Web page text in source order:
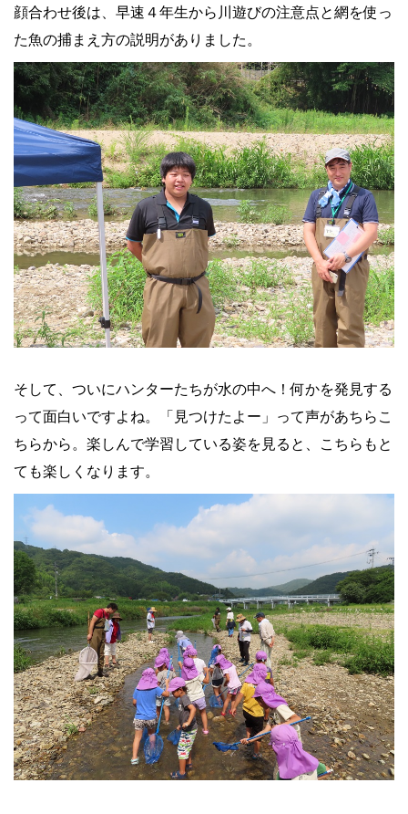
顔合わせ後は、早速４年生から川遊びの注意点と網を使っ
た魚の捕まえ方の説明がありました。
そして、ついにハンターたちが水の中へ！何かを発見する
って面白いですよね。「見つけたよー」って声があちらこ
ちらから。楽しんで学習している姿を見ると、こちらもと
ても楽しくなります。